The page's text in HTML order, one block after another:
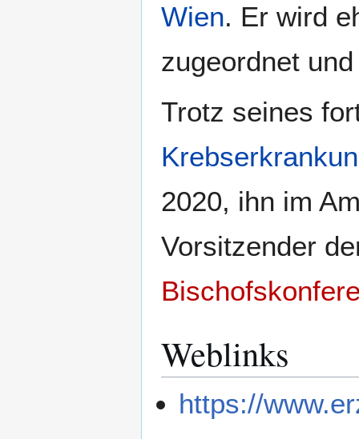
Wien. Er wird
zugeordnet
Trotz seines
2020, ihn im
Vorsitzender
Weblinks
https://